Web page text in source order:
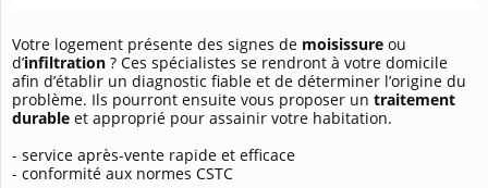
Votre logement présente des signes de moisissure ou
d’infiltration ? Ces spécialistes se rendront à votre domicile
afin d’établir un diagnostic fiable et de déterminer l’origine du
problème. Ils pourront ensuite vous proposer un traitement
durable et approprié pour assainir votre habitation.
- service après-vente rapide et efficace
- conformité aux normes CSTC